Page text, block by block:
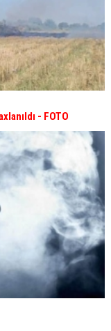
- FOTO